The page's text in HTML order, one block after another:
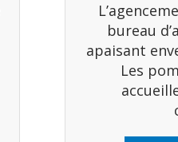
bureau
apaisant
Les